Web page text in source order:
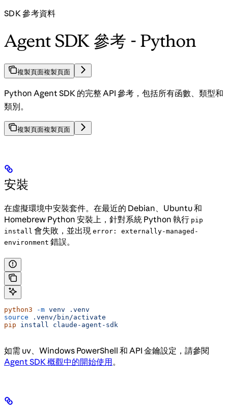
SDK 參考資料
Agent SDK 參考 - Python
複製頁面複製頁面
Python Agent SDK 的完整 API 參考，包括所有函數、類型和
類別。
複製頁面複製頁面
安裝
在虛擬環境中安裝套件。在最近的 Debian、Ubuntu 和
Homebrew Python 安裝上，針對系統 Python 執行 pip
install 會失敗，並出現 error: externally-managed-
environment 錯誤。
python3 -m venv .venv
source .venv/bin/activate
pip install claude-agent-sdk
如需 uv、Windows PowerShell 和 API 金鑰設定，請參閱
Agent SDK 概觀中的開始使用。